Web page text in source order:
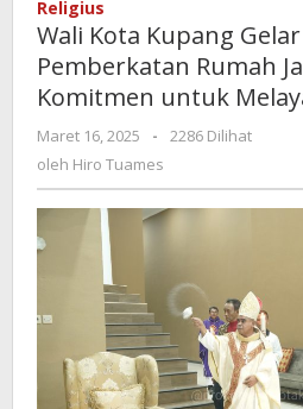
Rumah
Jabatan,
untuk
Religius
Wali Kota Kupang
Pemberkatan Rumah
Komitmen untuk
Maret 16, 2025
oleh
-
2286 Dilihat
oleh Hiro Tuames